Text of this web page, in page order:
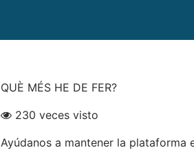
QUÈ MÉS HE DE FER?
230 veces visto
Ayúdanos a mantener la plataforma